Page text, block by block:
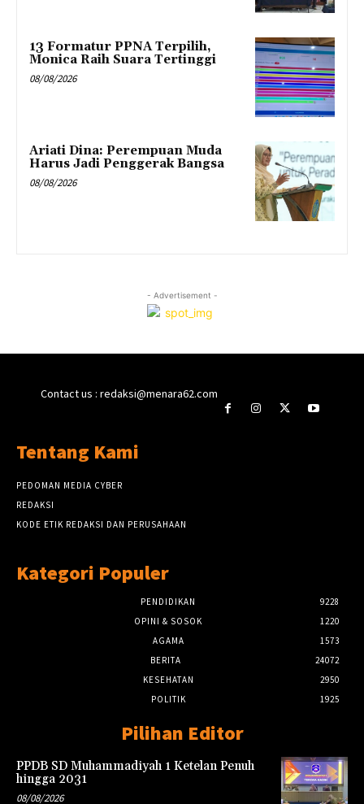
13 Formatur PPNA Terpilih,
Monica Raih Suara Tertinggi
08/08/2026
Ariati Dina: Perempuan Muda
Harus Jadi Penggerak Bangsa
08/08/2026
- Advertisement -
Contact us : redaksi@menara62.com
Tentang Kami
PEDOMAN MEDIA CYBER
REDAKSI
KODE ETIK REDAKSI DAN PERUSAHAAN
Kategori Populer
PENDIDIKAN
9228
OPINI & SOSOK
1220
AGAMA
1573
BERITA
24072
KESEHATAN
2950
POLITIK
1925
Pilihan Editor
PPDB SD Muhammadiyah 1 Ketelan Penuh
hingga 2031
08/08/2026